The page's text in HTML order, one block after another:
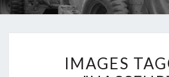
IMAGES